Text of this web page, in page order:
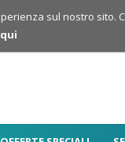
sul nostro